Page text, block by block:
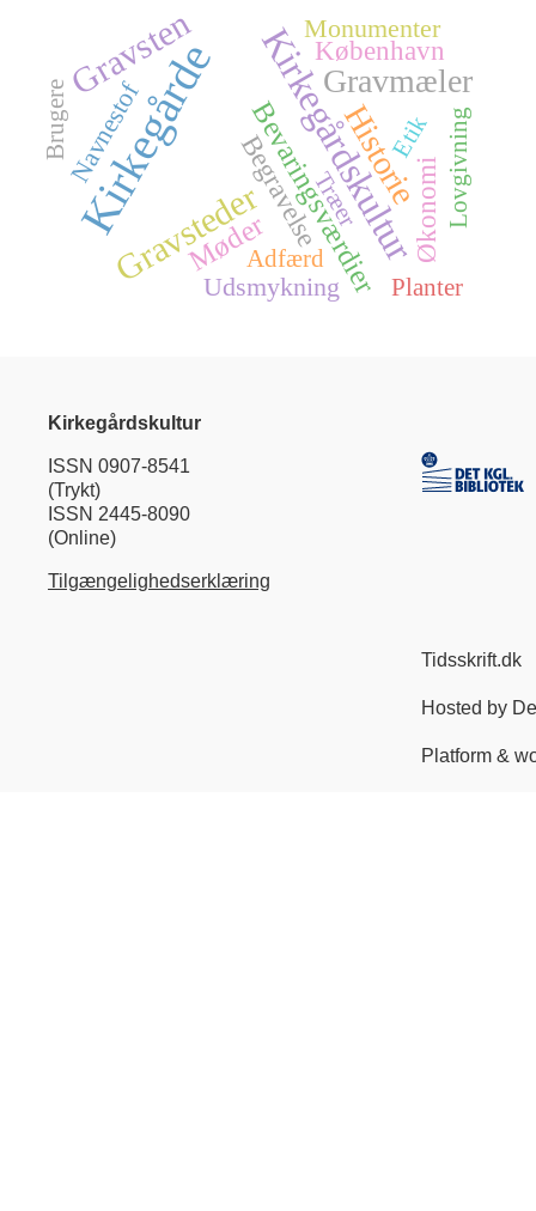
KirkegårdeKirkegårdskultur
Gravsteder
Gravsten Gravmæler
Historie
MøderBevaringsværdier
København
Begravelse Økonomi
Udsmykning
Navnestof
Monumenter
Adfærd
Lovgivning
Planter
Træer
Etik
Brugere
Kirkegårdskultur
ISSN 0907-8541
(Trykt)
ISSN 2445-8090
(Online)
Tilgængelighedserklæring